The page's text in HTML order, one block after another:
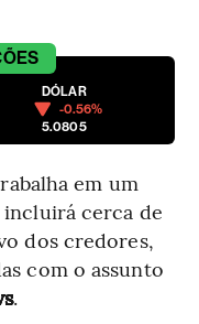
DÓLAR
-0.56%
5.0805
em um
cerca de
dos credores,
com o assunto
.